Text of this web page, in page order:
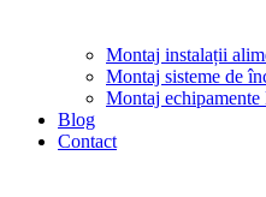
Montaj instalații
Montaj sisteme de
Montaj
Blog
Contact